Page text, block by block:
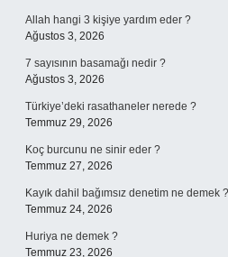
Allah hangi 3 kişiye yardım eder ?
Ağustos 3, 2026
7 sayısının basamağı nedir ?
Ağustos 3, 2026
Türkiye’deki rasathaneler nerede ?
Temmuz 29, 2026
Koç burcunu ne sinir eder ?
Temmuz 27, 2026
Kayık dahil bağımsız denetim ne demek ?
Temmuz 24, 2026
Huriya ne demek ?
Temmuz 23, 2026